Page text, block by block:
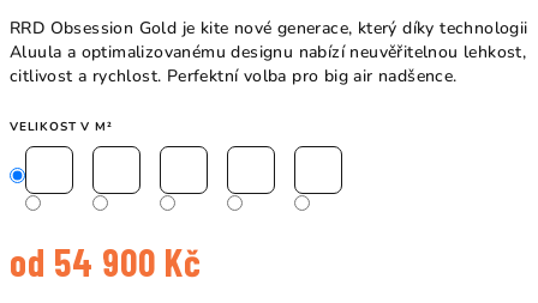
RRD Obsession Gold je kite nové generace, který díky technologii
Aluula a optimalizovanému designu nabízí neuvěřitelnou lehkost,
citlivost a rychlost. Perfektní volba pro big air nadšence.
VELIKOST V M²
od 54 900 Kč